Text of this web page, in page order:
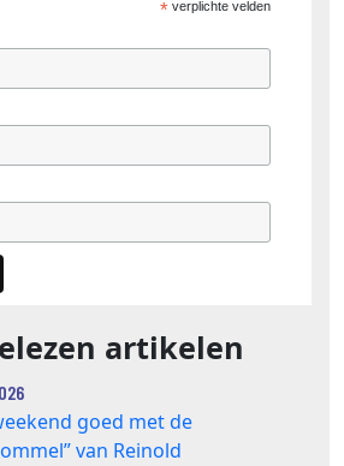
*verplichte velden
artikelen
goed met de
van Reinold